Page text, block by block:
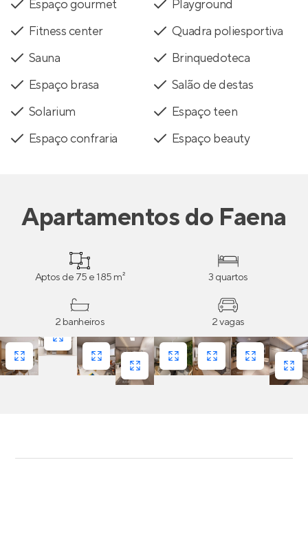
Espaço gourmet
Playground
Fitness center
Quadra poliesportiva
Sauna
Brinquedoteca
Espaço brasa
Salão de destas
Solarium
Espaço teen
Espaço confraria
Espaço beauty
Apartamentosdo Faena
Aptos de 75 e 185 m² 3 quartos
2 banheiros 2 vagas